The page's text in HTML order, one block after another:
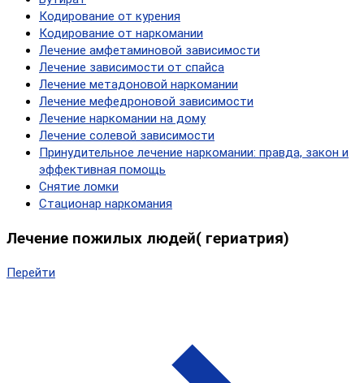
Кодирование от курения
Кодирование от наркомании
Лечение амфетаминовой зависимости
Лечение зависимости от спайса
Лечение метадоновой наркомании
Лечение мефедроновой зависимости
Лечение наркомании на дому
Лечение солевой зависимости
Принудительное лечение наркомании: правда, закон и
эффективная помощь
Снятие ломки
Стационар наркомания
Лечение пожилых людей( гериатрия)
Перейти